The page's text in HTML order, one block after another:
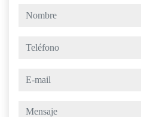
nombre
teléfono
e-mail
mensaje